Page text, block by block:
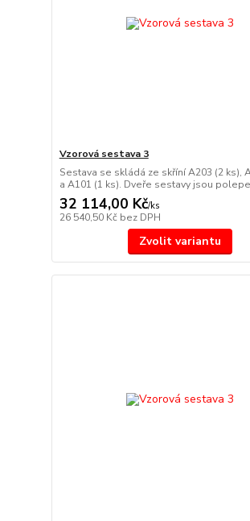
Vzorová sestava 3
Sestava se skládá ze skříní A203 (2 ks),
a A101 (1 ks). Dveře sestavy jsou
32 114,00 Kč/ks
26 540,50 Kč bez DPH
Zvolit variantu